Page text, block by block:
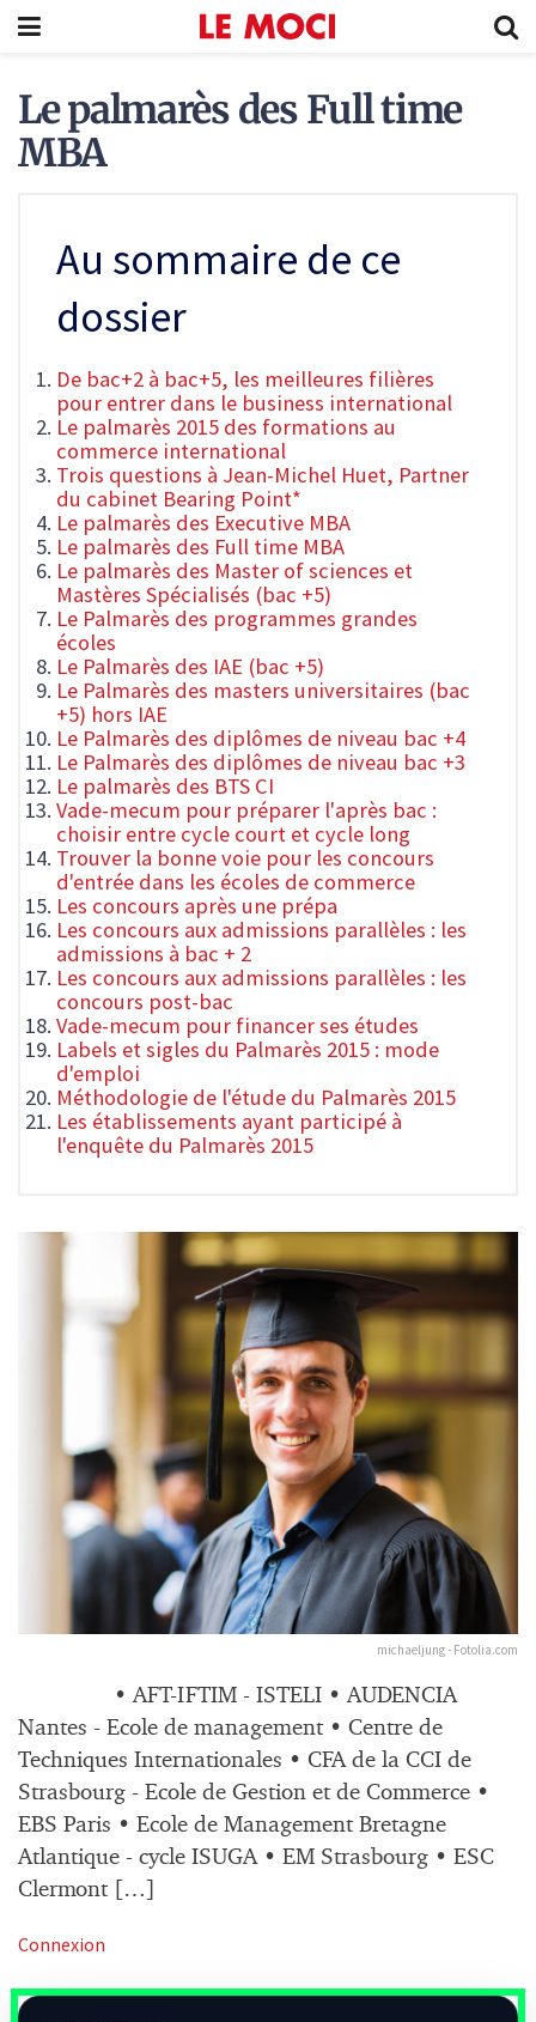
Le palmarès des Full time
MBA
Au sommaire de ce
dossier
De bac+2 à bac+5, les meilleures filières
pour entrer dans le business international
Le palmarès 2015 des formations au
commerce international
Trois questions à Jean-Michel Huet, Partner
du cabinet Bearing Point*
Le palmarès des Executive MBA
Le palmarès des Full time MBA
Le palmarès des Master of sciences et
Mastères Spécialisés (bac +5)
Le Palmarès des programmes grandes
écoles
Le Palmarès des IAE (bac +5)
Le Palmarès des masters universitaires (bac
+5) hors IAE
Le Palmarès des diplômes de niveau bac +4
Le Palmarès des diplômes de niveau bac +3
Le palmarès des BTS CI
Vade-mecum pour préparer l'après bac :
choisir entre cycle court et cycle long
Trouver la bonne voie pour les concours
d'entrée dans les écoles de commerce
Les concours après une prépa
Les concours aux admissions parallèles : les
admissions à bac + 2
Les concours aux admissions parallèles : les
concours post-bac
Vade-mecum pour financer ses études
Labels et sigles du Palmarès 2015 : mode
d'emploi
Méthodologie de l'étude du Palmarès 2015
Les établissements ayant participé à
l'enquête du Palmarès 2015
michaeljung - Fotolia.com
• AFT-IFTIM - ISTELI • AUDENCIA
Nantes - Ecole de management • Centre de
Techniques Internationales • CFA de la CCI de
Strasbourg - Ecole de Gestion et de Commerce •
EBS Paris • Ecole de Management Bretagne
Atlantique - cycle ISUGA • EM Strasbourg • ESC
Clermont […]
Connexion